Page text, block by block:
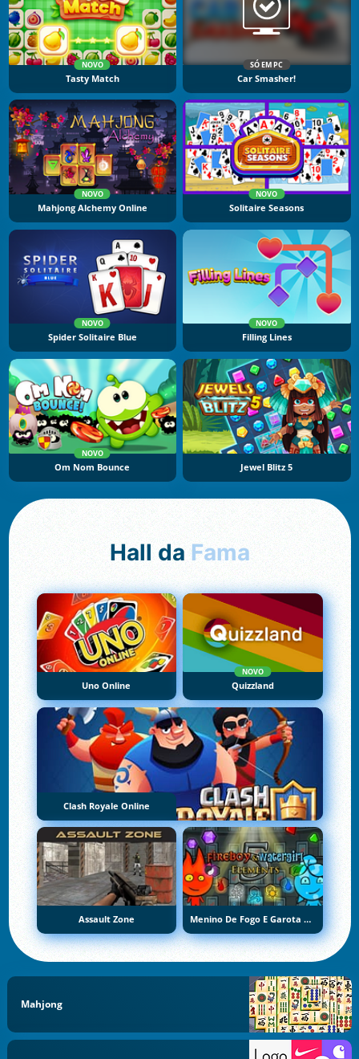
NOVO
Tasty Match
SÓ EM PC
Car Smasher!
NOVO
Mahjong Alchemy Online
NOVO
Solitaire Seasons
NOVO
Spider Solitaire Blue
NOVO
Filling Lines
NOVO
Om Nom Bounce Jewel Blitz 5
Hall da Fama
Uno Online
NOVO
Quizzland
Clash Royale Online
Assault Zone Menino De Fogo E Garota De Água 5: Elementos
Mahjong